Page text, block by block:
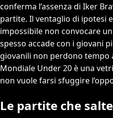
conferma l’assenza di Iker
partite. Il ventaglio di ipotesi
impossibile non convocare
spesso accade con i giovani
giovanili non perdono tempo
Mondiale Under 20 è una
non vuole farsi sfuggire
Le partite che